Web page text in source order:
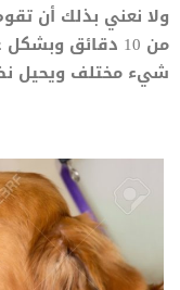
ولا نعني بذلك أن
من 10 دقائق
شيء مختلف ويحيل